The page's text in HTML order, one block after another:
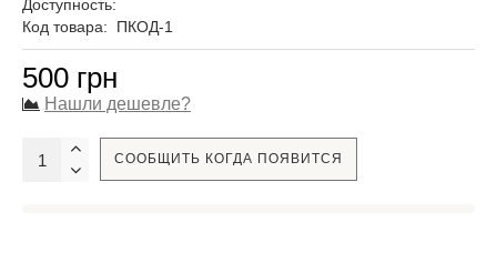
Доступность:
Код товара:
ПКОД-1
500 грн
Нашли дешевле?
СООБЩИТЬ КОГДА ПОЯВИТСЯ